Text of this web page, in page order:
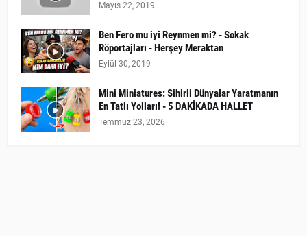
Mayıs 22, 2019
Ben Fero mu iyi Reynmen mi? - Sokak
Röportajları - Herşey Meraktan
Eylül 30, 2019
Mini Miniatures: Sihirli Dünyalar Yaratmanın
En Tatlı Yolları! - 5 DAKİKADA HALLET
Temmuz 23, 2026